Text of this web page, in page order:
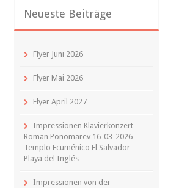
Neueste Beiträge
Flyer Juni 2026
Flyer Mai 2026
Flyer April 2027
Impressionen Klavierkonzert
Roman Ponomarev 16-03-2026
Templo Ecuménico El Salvador –
Playa del Inglés
Impressionen von der